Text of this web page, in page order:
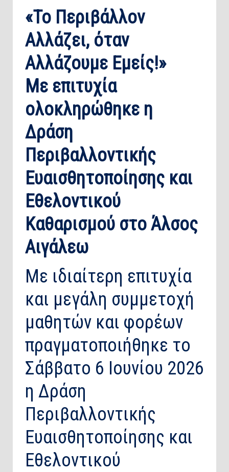
«Το Περιβάλλον
Αλλάζει, όταν
Αλλάζουμε Εμείς!»
Με επιτυχία
ολοκληρώθηκε η
Δράση
Περιβαλλοντικής
Ευαισθητοποίησης και
Εθελοντικού
Καθαρισμού στο Άλσος
Αιγάλεω
Με ιδιαίτερη επιτυχία
και μεγάλη συμμετοχή
μαθητών και φορέων
πραγματοποιήθηκε το
Σάββατο 6 Ιουνίου 2026
η Δράση
Περιβαλλοντικής
Ευαισθητοποίησης και
Εθελοντικού